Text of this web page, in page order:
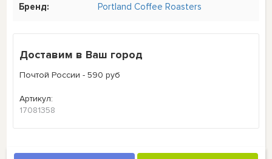
Бренд: Portland Coffee Roasters
Доставим в Ваш город
Почтой России - 590 руб
Артикул:
17081358